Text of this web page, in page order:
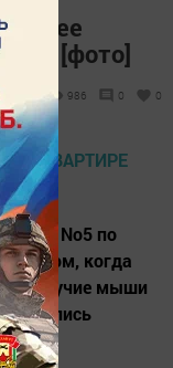
в ее
[фото]
986 0 0
дома No5 по
когда
летучие мыши
пытались